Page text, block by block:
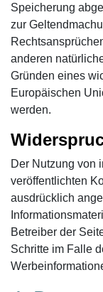
Speicherung
zur
anderen
Gründen eines
Europäischen
werden.
Der Nutzung von
veröffentlichten
ausdrücklich
Betreiber der
Schritte im Falle